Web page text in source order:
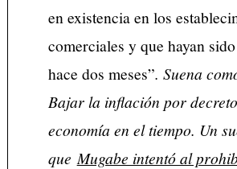
en existencia en los
comerciales y que hayan
hace dos meses”. Suena
Bajar la inflación por
economía en el tiempo. Un
que Mugabe intentó al